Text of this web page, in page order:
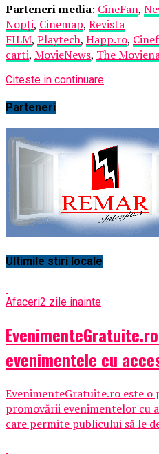
Parteneri media: CineFan,
Nopți, Cinemap, Revista
FILM, Playtech, Happ.ro,
carti, MovieNews, The
Citeste in continuare
Parteneri
Ultimile stiri locale
Afaceri2 zile inainte
evenimentele cu
EvenimenteGratuite.ro este
promovării evenimentelor cu
care permite publicului să le